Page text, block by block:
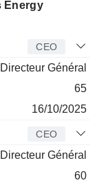
Energy
CEO
Directeur Général
65
16/10/2025
CEO
Directeur Général
60